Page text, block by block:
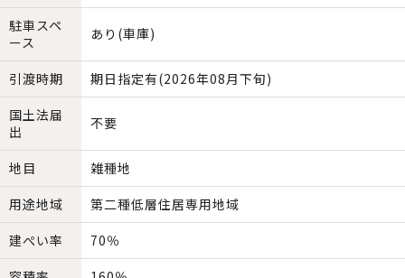
駐車スペ
ース
あり(車庫)
引渡時期
期日指定有(2026年08月下旬)
国土法届
出
不要
地目
雑種地
用途地域
第二種低層住居専用地域
建ぺい率
70％